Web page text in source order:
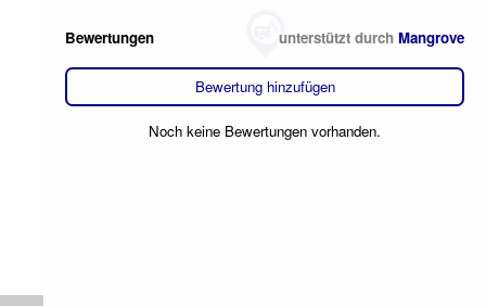
Bewertungen unterstützt durch Mangrove
Bewertung hinzufügen
Noch keine Bewertungen vorhanden.